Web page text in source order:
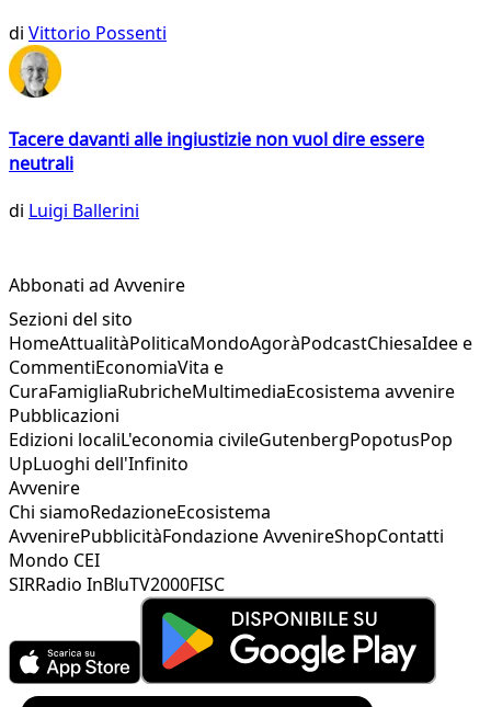
di Vittorio Possenti
Tacere davanti alle ingiustizie non vuol dire essere
neutrali
di Luigi Ballerini
Abbonati ad Avvenire
Sezioni del sito
HomeAttualitàPoliticaMondoAgoràPodcastChiesaIdee e
CommentiEconomiaVita e
CuraFamigliaRubricheMultimediaEcosistema avvenire
Pubblicazioni
Edizioni localiL'economia civileGutenbergPopotusPop
UpLuoghi dell'Infinito
Avvenire
Chi siamoRedazioneEcosistema
AvvenirePubblicitàFondazione AvvenireShopContatti
Mondo CEI
SIRRadio InBluTV2000FISC